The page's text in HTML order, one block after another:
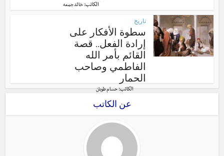
الكاتب:خالد جمعه
تاريخ
سطوة الأفكار على
إرادة الفعل.. قصة
القائم بأمر الله
الفاطمي وصاحب
الحمار
الكاتب:حسام طوبان
عن الكاتب